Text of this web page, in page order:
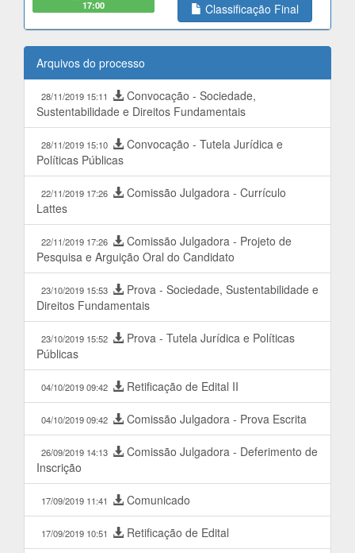
17:00
Classificação Final
Arquivos do processo
28/11/2019 15:11
Convocação - Sociedade,
Sustentabilidade e Direitos Fundamentais
28/11/2019 15:10
Convocação - Tutela Jurídica e
Políticas Públicas
22/11/2019 17:26
Comissão Julgadora - Currículo
Lattes
22/11/2019 17:26
Comissão Julgadora - Projeto de
Pesquisa e Arguição Oral do Candidato
23/10/2019 15:53
Prova - Sociedade, Sustentabilidade e
Direitos Fundamentais
23/10/2019 15:52
Prova - Tutela Jurídica e Políticas
Públicas
04/10/2019 09:42 Retificação de Edital II
04/10/2019 09:42 Comissão Julgadora - Prova Escrita
26/09/2019 14:13
Comissão Julgadora - Deferimento de
Inscrição
17/09/2019 11:41 Comunicado
17/09/2019 10:51 Retificação de Edital